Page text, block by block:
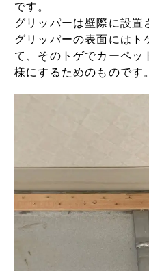
です。
グリッパーは壁際に設置
グリッパーの表面にはト
て、そのトゲでカーペッ
様にするためのものです。